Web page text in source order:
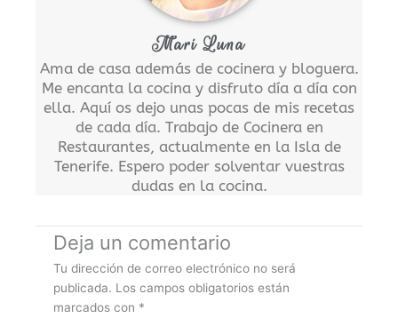
Mari Luna
Ama de casa además de cocinera y bloguera.
Me encanta la cocina y disfruto día a día con
ella. Aquí os dejo unas pocas de mis recetas
de cada día. Trabajo de Cocinera en
Restaurantes, actualmente en la Isla de
Tenerife. Espero poder solventar vuestras
dudas en la cocina.
Deja un comentario
Tu dirección de correo electrónico no será
publicada. Los campos obligatorios están
marcados con *